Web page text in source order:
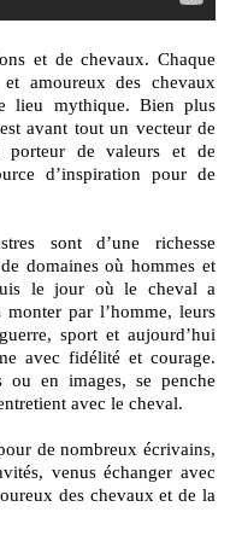
amoureux des chevaux
lieu mythique. Bien plus
avant tout un vecteur de
porteur de valeurs et de
d’inspiration pour de
sont d’une richesse
domaines où hommes et
le jour où le cheval a
monter par l’homme, leurs
sport et aujourd’hui
avec fidélité et courage.
ou en images, se penche
avec le cheval.
de nombreux écrivains,
venus échanger avec
des chevaux et de la